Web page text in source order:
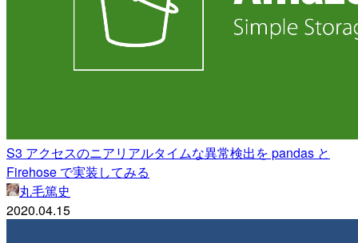
S3 アクセスのニアリアルタイムな異常検出を pandas と
Firehose で実装してみる
丸毛篤史
2020.04.15